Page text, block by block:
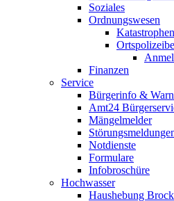
Soziales
Ordnungswesen
Finanzen
Service
Bürgerinfo &
Amt24
Mängelmelder
Notdienste
Formulare
Infobroschüre
Hochwasser
Haushebung